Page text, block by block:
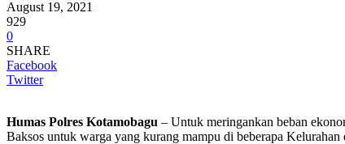
August 19, 2021
929
0
SHARE
Facebook
Twitter
Humas Polres Kotamobagu – Untuk meringankan beban
Baksos untuk warga yang kurang mampu di beberapa